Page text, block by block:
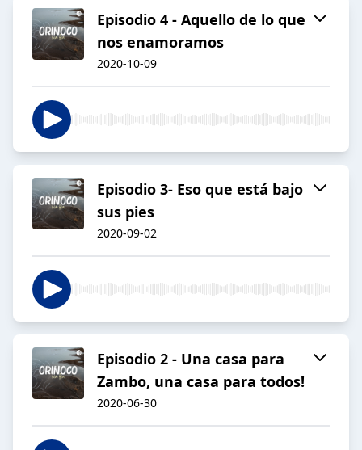
Episodio 4 - Aquello de lo que
nos enamoramos
2020-10-09
Episodio 3- Eso que está bajo
sus pies
2020-09-02
Episodio 2 - Una casa para
Zambo, una casa para todos!
2020-06-30